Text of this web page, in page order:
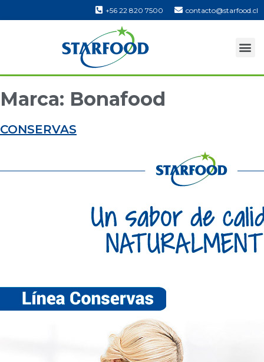
+56 22 820 7500 contacto@starfood.cl
Marca: Bonafood
CONSERVAS